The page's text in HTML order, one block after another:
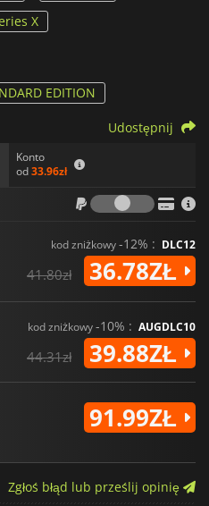
X
EDITION
Konto
od33.96zł
Udostępnij
Opłaty
kod zniżkowy-12% : DLC12
41.80zł 36.78ZŁ
kod zniżkowy-10% : AUGDLC10
44.31zł 39.88ZŁ
91.99ZŁ
Zgłoś błąd lub prześlij opinię